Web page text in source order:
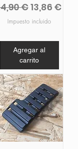
oferta
€ Precio de
13,86 €
Impuesto incluido
Agregar al
carrito